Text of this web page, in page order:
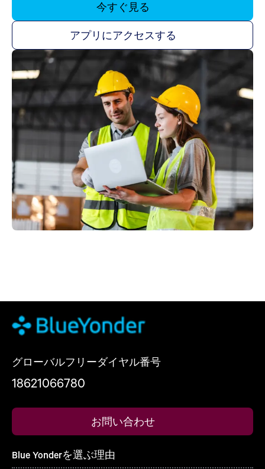
今すぐ見る
アプリにアクセスする
グローバルフリーダイヤル番号
18621066780
お問い合わせ
Blue Yonderを選ぶ理由